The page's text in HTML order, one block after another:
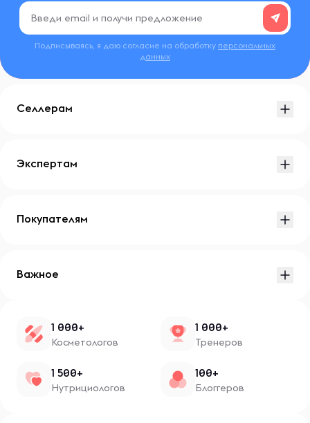
Подписываясь, я даю согласие на обработку персональных
данных
Селлерам
Экспертам
Покупателям
Важное
1 000+
Косметологов
1 000+
Тренеров
1 500+
Нутрициологов
100+
Блоггеров